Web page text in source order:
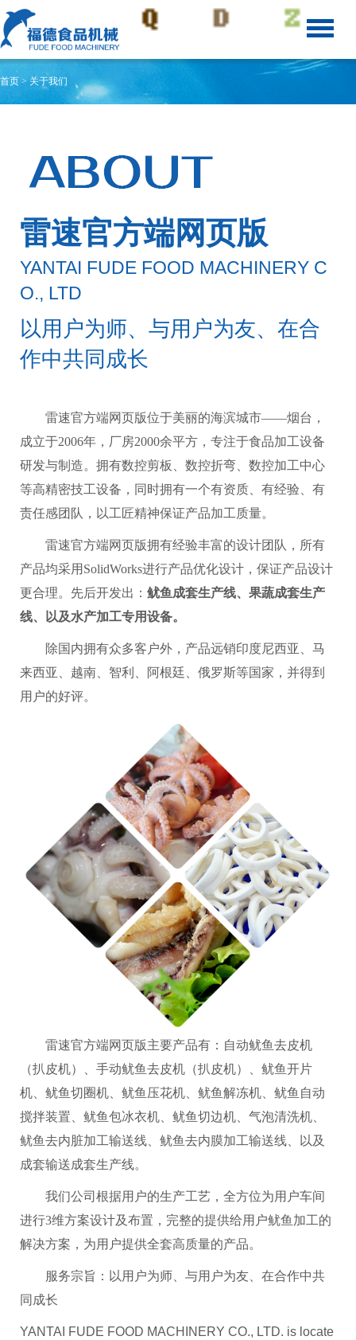
首页 > 关于我们
雷速官方端网页版
YANTAI FUDE FOOD MACHINERY C
O., LTD
以用户为师、与用户为友、在合
作中共同成长
雷速官方端网页版位于美丽的海滨城市——烟台，
成立于2006年，厂房2000余平方，专注于食品加工设备
研发与制造。拥有数控剪板、数控折弯、数控加工中心
等高精密技工设备，同时拥有一个有资质、有经验、有
责任感团队，以工匠精神保证产品加工质量。
雷速官方端网页版拥有经验丰富的设计团队，所有
产品均采用SolidWorks进行产品优化设计，保证产品设计
更合理。先后开发出： 鱿鱼成套生产线、果蔬成套生产
线、以及水产加工专用设备。
除国内拥有众多客户外，产品远销印度尼西亚、马
来西亚、越南、智利、阿根廷、俄罗斯等国家，并得到
用户的好评。
雷速官方端网页版主要产品有：自动鱿鱼去皮机
（扒皮机）、手动鱿鱼去皮机（扒皮机）、鱿鱼开片
机、鱿鱼切圈机、鱿鱼压花机、鱿鱼解冻机、鱿鱼自动
搅拌装置、鱿鱼包冰衣机、鱿鱼切边机、气泡清洗机、
鱿鱼去内脏加工输送线、鱿鱼去内膜加工输送线、以及
成套输送成套生产线。
我们公司根据用户的生产工艺，全方位为用户车间
进行3维方案设计及布置，完整的提供给用户鱿鱼加工的
解决方案，为用户提供全套高质量的产品。
服务宗旨：以用户为师、与用户为友、在合作中共
同成长
YANTAI FUDE FOOD MACHINERY CO., LTD. is locate